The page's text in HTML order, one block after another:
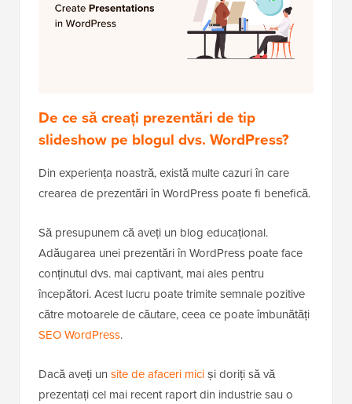
De ce să creați prezentări de tip
slideshow pe blogul dvs. WordPress?
Din experiența noastră, există multe cazuri în care
crearea de prezentări în WordPress poate fi benefică.
Să presupunem că aveți un blog educațional.
Adăugarea unei prezentări în WordPress poate face
conținutul dvs. mai captivant, mai ales pentru
începători. Acest lucru poate trimite semnale pozitive
către motoarele de căutare, ceea ce poate îmbunătăți
SEO WordPress.
Dacă aveți un site de afaceri miciși doriți să vă
prezentați cel mai recent raport din industrie sau o